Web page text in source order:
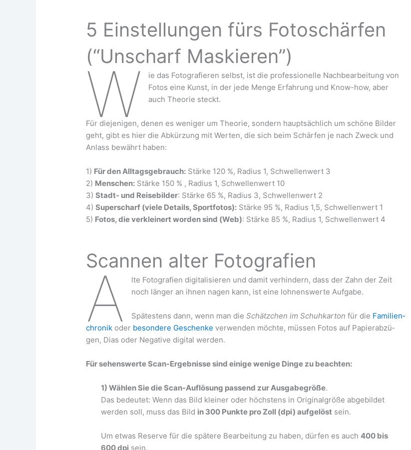
5 Einstellungen fürs Fotoschärfen
(“Unscharf Maskieren”)
W
ie das Foto­gra­fie­ren selbst, ist die pro­fes­sio­nel­le Nach­be­ar­bei­tung von
Fotos eine Kunst, in der jede Men­ge Erfah­rung und Know-how, aber
auch Theo­rie steckt.
Für die­je­ni­gen, denen es weni­ger um Theo­rie, son­dern haupt­säch­lich um schö­ne Bil­der
geht, gibt es hier die Abkür­zung mit Wer­ten, die sich beim Schär­fen je nach Zweck und
Anlass bewährt haben:
1) Für den All­tags­ge­brauch: Stär­ke 120 %, Radi­us 1, Schwel­len­wert 3
2) Men­schen: Stär­ke 150 % , Radi­us 1, Schwel­len­wert 10
3)Stadt- und Rei­se­bil­der: Stär­ke 65 %, Radi­us 3, Schwel­len­wert 2
4)Super­scharf (vie­le Details, Sport­fo­tos): Stär­ke 95 %, Radi­us 1,5, Schwel­len­wert 1
5) Fotos, die ver­klei­nert wor­den sind (Web): Stär­ke 85 %, Radi­us 1, Schwel­len­wert 4
Scannen alter Fotografien
A
lte Foto­gra­fien digi­ta­li­sie­ren und damit ver­hin­dern, dass der Zahn der Zeit
noch län­ger an ihnen nagen kann, ist eine loh­nens­wer­te Auf­ga­be.
Spä­tes­tens dann, wenn man die Schätz­chen im Schuh­kar­ton für die Fami­li­en­
chro­nik oder beson­de­re Geschen­ke ver­wen­den möch­te, müs­sen Fotos auf Papier­ab­zü­
gen, Dias oder Nega­ti­ve digi­tal werden.
Für sehens­wer­te Scan-Ergeb­nis­se sind eini­ge weni­ge Din­ge zu beachten:
1) Wäh­len Sie die Scan-Auf­lö­sung pas­send zur Aus­ga­be­grö­ße.
Das bedeu­tet: Wenn das Bild klei­ner oder höchs­tens in Ori­gi­nal­grö­ße abge­bil­det
wer­den soll, muss das Bild in 300 Punk­te pro Zoll (dpi) auf­ge­löst sein.
Um etwas Reser­ve für die spä­te­re Bear­bei­tung zu haben, dür­fen es auch400 bis
600 dpi sein.